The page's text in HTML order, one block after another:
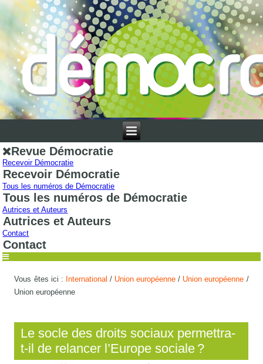
Revue Démocratie
Recevoir Démocratie
Recevoir Démocratie
Tous les numéros de Démocratie
Tous les numéros de Démocratie
Autrices et Auteurs
Autrices et Auteurs
Contact
Contact
Vous êtes ici : International / Union européenne / Union européenne /
Union européenne
Le socle des droits sociaux permettra-
t-il de relancer l’Europe sociale ?